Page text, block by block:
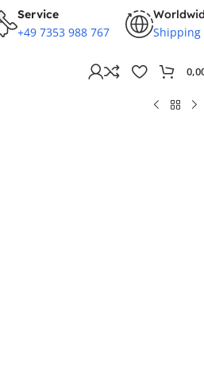
Service
+49 7353 988 767 Shipping